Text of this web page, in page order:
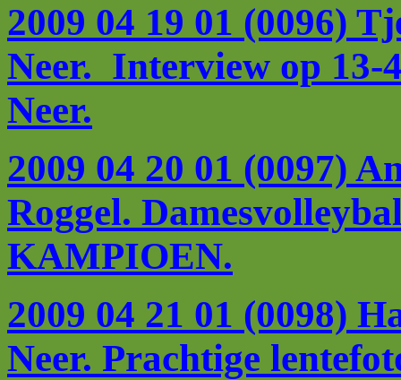
2009 04 19 01 (0096)
Neer. Interview op 13-
Neer.
2009 04 20 01 (0097)
Roggel.
KAMPIOEN.
2009 04 21 01 (0098)
Neer. Prachtige